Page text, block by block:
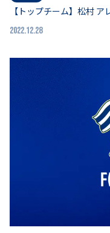
【トップチーム】松村
2022.12.28